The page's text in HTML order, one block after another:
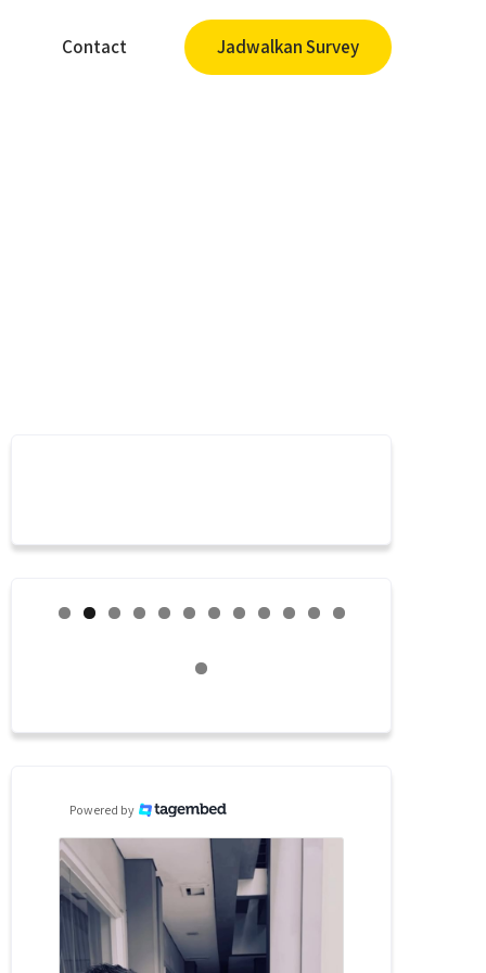
Contact Jadwalkan Survey
Powered by